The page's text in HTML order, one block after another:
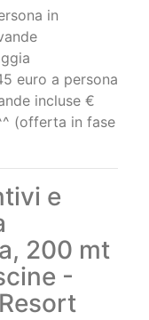
in
euro a persona
incluse €
(offerta in fase
e
200 mt
-